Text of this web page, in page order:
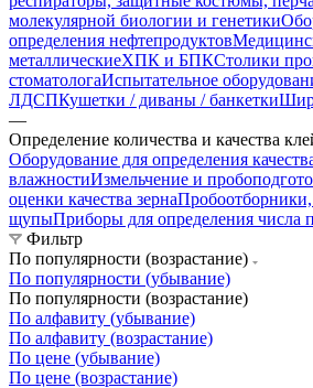
молекулярной биологии и генетики
определения нефтепродуктов
металлическиеХПК и БПКСтолики
стоматологаИспытательное
ЛДСПКушетки / диваны / банкетки
—
Определение количества и качества
Оборудование для определения
влажностиИзмельчение и
оценки качества зерна
щупыПриборы для определения числа
Фильтр
По популярности (возрастание)
По популярности (убывание)
По популярности (возрастание)
По алфавиту (убывание)
По алфавиту (возрастание)
По цене (убывание)
По цене (возрастание)